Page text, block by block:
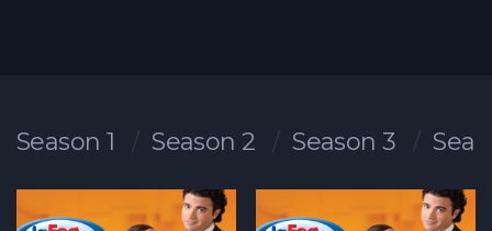
Season 1 Season 2 Season 3